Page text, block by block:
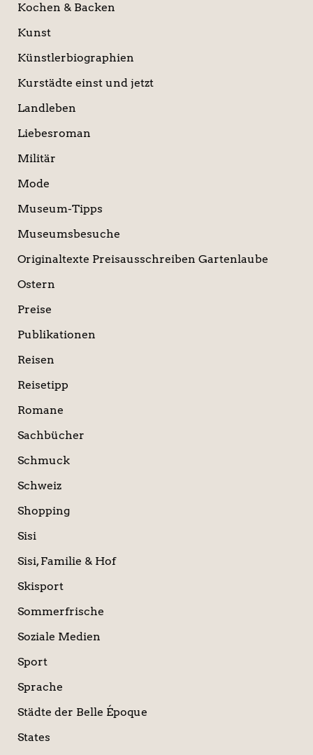
Kochen & Backen
Kunst
Künstlerbiographien
Kurstädte einst und jetzt
Landleben
Liebesroman
Militär
Mode
Museum-Tipps
Museumsbesuche
Originaltexte Preisausschreiben Gartenlaube
Ostern
Preise
Publikationen
Reisen
Reisetipp
Romane
Sachbücher
Schmuck
Schweiz
Shopping
Sisi
Sisi, Familie & Hof
Skisport
Sommerfrische
Soziale Medien
Sport
Sprache
Städte der Belle Époque
States